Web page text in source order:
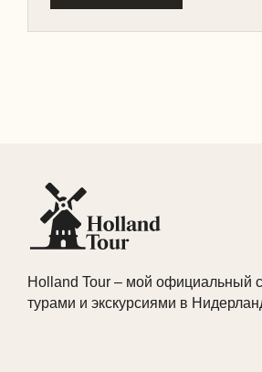
Holland Tour – мой официальный
турами и экскурсиями в